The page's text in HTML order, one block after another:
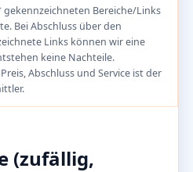
gekennzeichneten Bereiche/Links
Bei Abschluss über den
Links können wir eine
keine Nachteile.
Abschluss und Service ist der
(zufällig,